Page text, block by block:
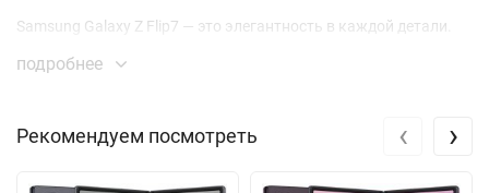
Samsung Galaxy Z Flip7 — это элегантность в каждой детали.
Рамки экрана толщиной всего 1.25 мм и обновлённый
смартфон стал на 6% тоньше, а в сложенном — на 8%
подробнее
Рекомендуем посмотреть ‹ ›